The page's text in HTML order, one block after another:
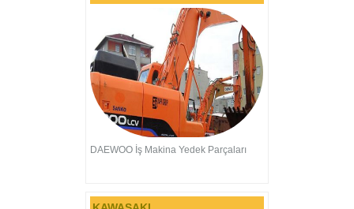
DAEWOO İş Makina Yedek Parçaları